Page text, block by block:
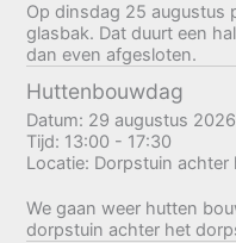
Op dinsdag 25 augustus
glasbak. Dat duurt een
dan even afgesloten.
Huttenbouwdag
Datum: 29 augustus 2026
Tijd: 13:00 - 17:30
Locatie: Dorpstuin achter
We gaan weer hutten
dorpstuin achter het